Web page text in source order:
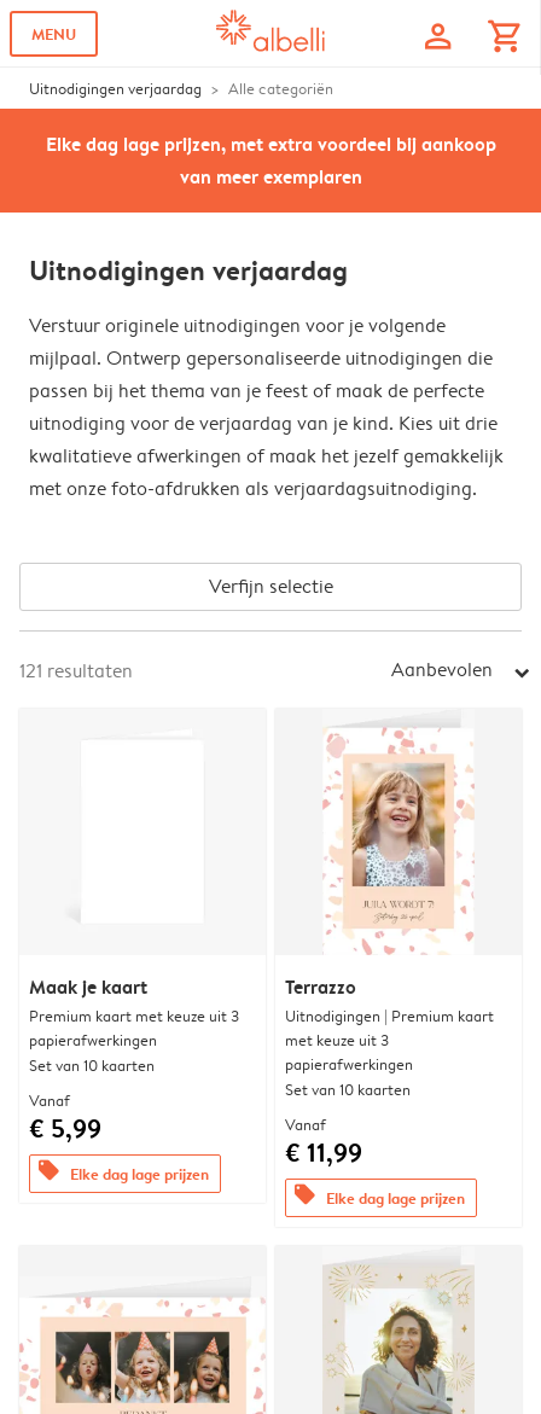
MENU profile shopping_cart
Uitnodigingen verjaardag Alle categoriën
Elke dag lage prijzen, met extra voordeel bij aankoop
van meer exemplaren
Uitnodigingen verjaardag
Verstuur originele uitnodigingen voor je volgende
mijlpaal. Ontwerp gepersonaliseerde uitnodigingen die
passen bij het thema van je feest of maak de perfecte
uitnodiging voor de verjaardag van je kind. Kies uit drie
kwalitatieve afwerkingen of maak het jezelf gemakkelijk
met onze foto-afdrukken als verjaardagsuitnodiging.
Verfijn selectie
121 resultaten Aanbevolen arrow_right
Maak je kaart
Premium kaart met keuze uit 3
papierafwerkingen
Set van 10 kaarten
Vanaf
€ 5,99
offers Elke dag lage prijzen
Terrazzo
Uitnodigingen | Premium kaart
met keuze uit 3
papierafwerkingen
Set van 10 kaarten
Vanaf
€ 11,99
offers Elke dag lage prijzen